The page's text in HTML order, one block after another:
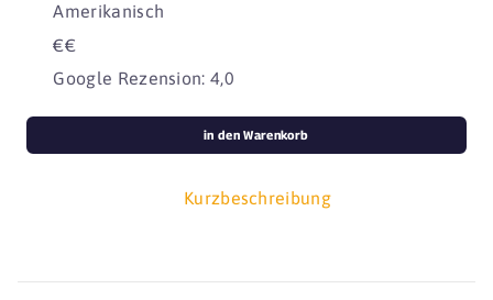
Amerikanisch
€€
Google Rezension: 4,0
Kurzbeschreibung
in den Warenkorb